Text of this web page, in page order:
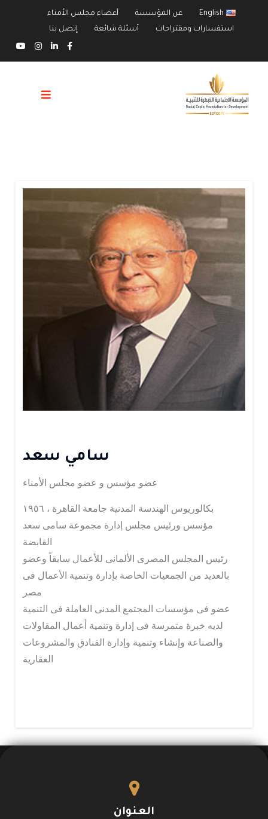
English عن المؤسسة
أعضاء مجلس الأمناء
استفسارات ومقتراحات
أسئلة شائعة إتصل بنا
سامي سعد
عضو مؤسس و عضو مجلس الأمناء
بكالوريوس الهندسة المدنية جامعة القاهرة ، ١٩٥٦
مؤسس ورئيس مجلس إدارة مجموعة سامى سعد
القابضة
رئيس المجلس المصرى الألمانى للأعمال سابقاً وعضو
بالعديد من الجمعيات الخاصة بإدارة وتنمية الأعمال فى
مصر
عضو فى مؤسسات المجتمع المدنى العاملة فى التنمية
لديه خبرة متمرسة فى إدارة وتنمية أعمال المقاولات
والصناعة وإنشاء وتنمية وإدارة الفنادق والمشروعات
العقارية
العنوان